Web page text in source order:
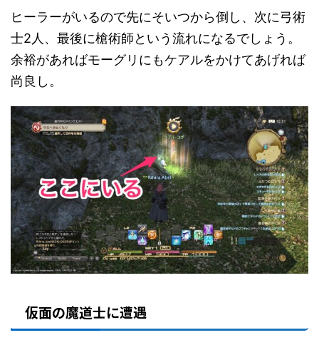
ヒーラーがいるので先にそいつから倒し、次に弓術
士2人、最後に槍術師という流れになるでしょう。
余裕があればモーグリにもケアルをかけてあげれば
尚良し。
仮面の魔道士に遭遇